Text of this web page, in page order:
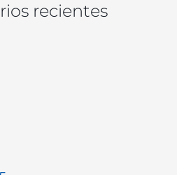
recientes